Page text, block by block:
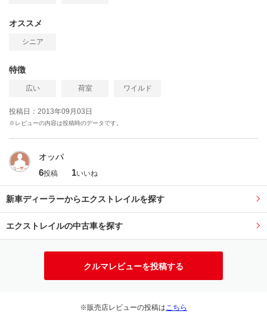
オススメ
シニア
特徴
広い 荷室 ワイルド
投稿日：2013年09月03日
※レビューの内容は投稿時のデータです。
オッパ
6投稿 1いいね
新車ディーラーからエクストレイルを探す
エクストレイルの中古車を探す
クルマレビューを投稿する
※販売店レビューの投稿は こちら